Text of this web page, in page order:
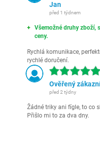
Jan
před 1 týdnem
Všemožné druhy zboží,
ceny.
Rychlá komunikace,
rychlé doručení.
Ověřený
před 2 týdny
Žádné triky ani fígle, to co
Přišlo mi to za dva dny.